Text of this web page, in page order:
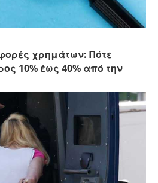
χρημάτων: Πότε
10% έως 40% από την